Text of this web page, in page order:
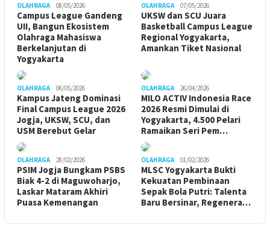
OLAHRAGA 08/05/2026
Campus League Gandeng
UII, Bangun Ekosistem
Olahraga Mahasiswa
Berkelanjutan di
Yogyakarta
OLAHRAGA 07/05/2026
UKSW dan SCU Juara
Basketball Campus League
Regional Yogyakarta,
Amankan Tiket Nasional
OLAHRAGA 06/05/2026
Kampus Jateng Dominasi
Final Campus League 2026
Jogja, UKSW, SCU, dan
USM Berebut Gelar
OLAHRAGA 26/04/2026
MILO ACTIV Indonesia Race
2026 Resmi Dimulai di
Yogyakarta, 4.500 Pelari
Ramaikan Seri Pem…
OLAHRAGA 28/02/2026
PSIM Jogja Bungkam PSBS
Biak 4-2 di Maguwoharjo,
Laskar Mataram Akhiri
Puasa Kemenangan
OLAHRAGA 01/02/2026
MLSC Yogyakarta Bukti
Kekuatan Pembinaan
Sepak Bola Putri: Talenta
Baru Bersinar, Regenera…